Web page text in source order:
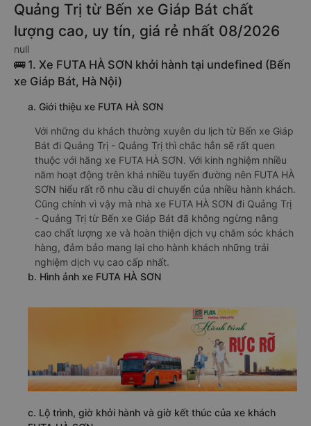
Quảng Trị từ Bến xe Giáp Bát chất
lượng cao, uy tín, giá rẻ nhất 08/2026
null
🚌 1. Xe FUTA HÀ SƠN khởi hành tại undefined (Bến
xe Giáp Bát, Hà Nội)
a. Giới thiệu xe FUTA HÀ SƠN
Với những du khách thường xuyên du lịch từ Bến xe Giáp
Bát đi Quảng Trị - Quảng Trị thì chắc hẳn sẽ rất quen
thuộc với hãng xe FUTA HÀ SƠN. Với kinh nghiệm nhiều
năm hoạt động trên khá nhiều tuyến đường nên FUTA HÀ
SƠN hiểu rất rõ nhu cầu di chuyển của nhiều hành khách.
Cũng chính vì vậy mà nhà xe FUTA HÀ SƠN đi Quảng Trị
- Quảng Trị từ Bến xe Giáp Bát đã không ngừng nâng
cao chất lượng xe và hoàn thiện dịch vụ chăm sóc khách
hàng, đảm bảo mang lại cho hành khách những trải
nghiệm dịch vụ cao cấp nhất.
b. Hình ảnh xe FUTA HÀ SƠN
c. Lộ trình, giờ khởi hành và giờ kết thúc của xe khách